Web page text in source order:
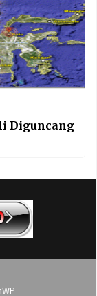
Diguncang